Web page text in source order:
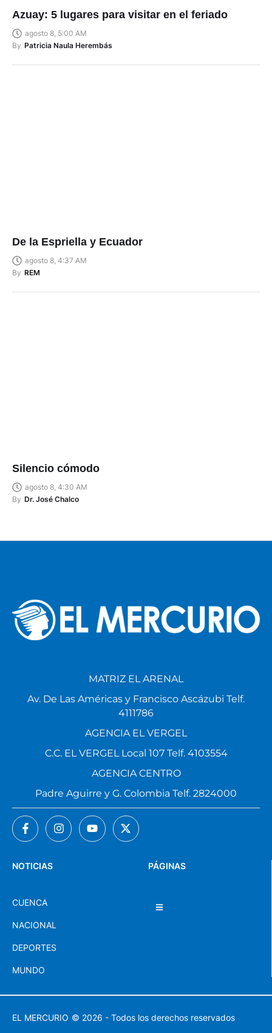
Azuay: 5 lugares para visitar en el feriado
agosto 8, 5:00 AM
By Patricia Naula Herembás
De la Espriella y Ecuador
agosto 8, 4:37 AM
By REM
Silencio cómodo
agosto 8, 4:30 AM
By Dr. José Chalco
PÁGINAS
NOTICIAS
CUENCA
NACIONAL
DEPORTES
MUNDO
MATRIZ EL ARENAL
Av. De Las Américas y Francisco Ascázubi Telf.
4111786
AGENCIA EL VERGEL
C.C. EL VERGEL Local 107 Telf. 4103554
AGENCIA CENTRO
Padre Aguirre y G. Colombia Telf. 2824000
EL MERCURIO © 2026 - Todos los derechos reservados